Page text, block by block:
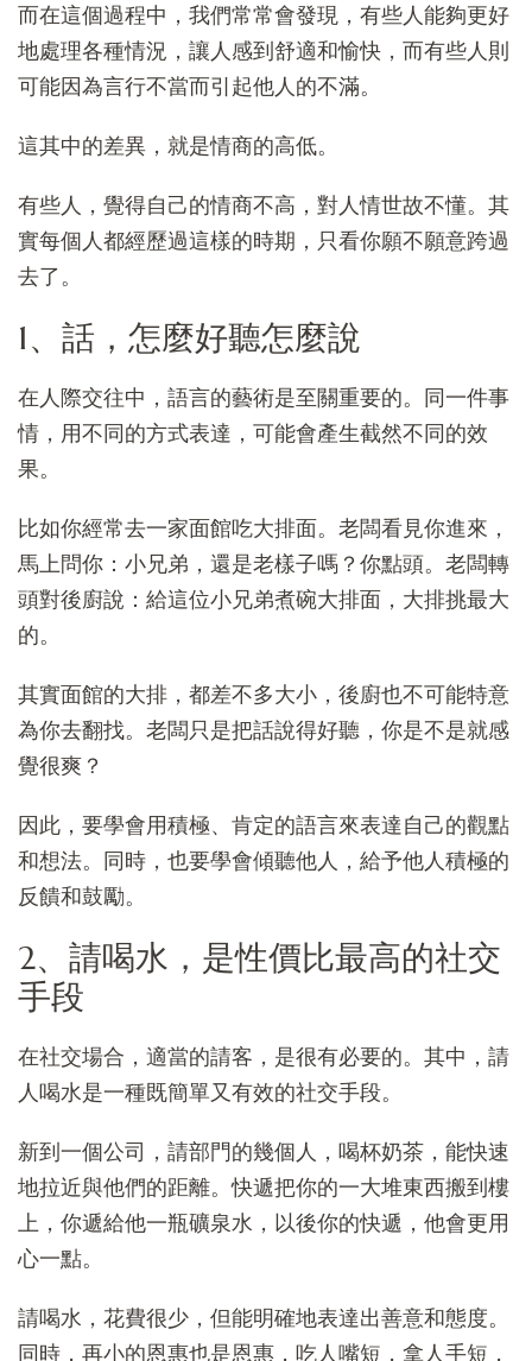
而在這個過程中，我們常常會發現，有些人能夠更好
地處理各種情況，讓人感到舒適和愉快，而有些人則
可能因為言行不當而引起他人的不滿。
這其中的差異，就是情商的高低。
有些人，覺得自己的情商不高，對人情世故不懂。其
實每個人都經歷過這樣的時期，只看你願不願意跨過
去了。
1、話，怎麼好聽怎麼說
在人際交往中，語言的藝術是至關重要的。同一件事
情，用不同的方式表達，可能會產生截然不同的效
果。
比如你經常去一家面館吃大排面。老闆看見你進來，
馬上問你：小兄弟，還是老樣子嗎？你點頭。老闆轉
頭對後廚說：給這位小兄弟煮碗大排面，大排挑最大
的。
其實面館的大排，都差不多大小，後廚也不可能特意
為你去翻找。老闆只是把話說得好聽，你是不是就感
覺很爽？
因此，要學會用積極、肯定的語言來表達自己的觀點
和想法。同時，也要學會傾聽他人，給予他人積極的
反饋和鼓勵。
2、請喝水，是性價比最高的社交
手段
在社交場合，適當的請客，是很有必要的。其中，請
人喝水是一種既簡單又有效的社交手段。
新到一個公司，請部門的幾個人，喝杯奶茶，能快速
地拉近與他們的距離。快遞把你的一大堆東西搬到樓
上，你遞給他一瓶礦泉水，以後你的快遞，他會更用
心一點。
請喝水，花費很少，但能明確地表達出善意和態度。
同時，再小的恩惠也是恩惠，吃人嘴短，拿人手短，